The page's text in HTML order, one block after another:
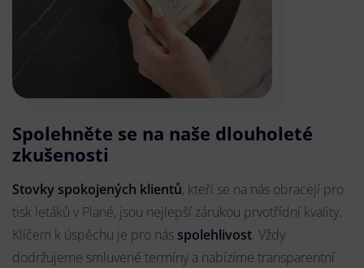
Spolehněte se na naše dlouholeté
zkušenosti
Stovky spokojených klientů, kteří se na nás obracejí pro
tisk letáků v Plané, jsou nejlepší zárukou prvotřídní kvality.
Klíčem k úspěchu je pro nás spolehlivost. Vždy
dodržujeme smluvené termíny a nabízíme transparentní